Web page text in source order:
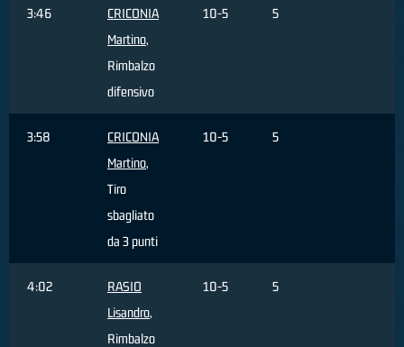
3:46
CRICONIA
Martino,
Rimbalzo
difensivo
10-5 5
3:58
CRICONIA
Martino,
Tiro
sbagliato
da 3 punti
10-5 5
4:02
RASIO
Lisandro,
Rimbalzo
10-5 5